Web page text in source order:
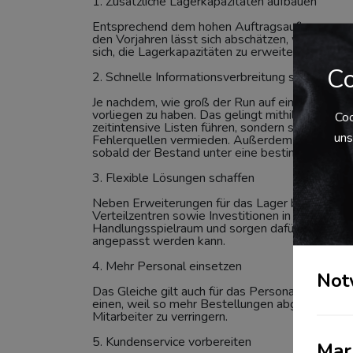
Entsprechend dem hohen
den Vorjahren lässt sich abschätzen, welche
sich, die Lagerkapazitäten zu erweitern.
2. Schnelle Informationsverbreitung
Je nachdem, wie groß der Run auf einzelne
vorliegen zu haben. Das gelingt mithilfe von
zeitintensive Listen führen, sondern sehen
Fehlerquellen vermieden. Außerdem sind
sobald der Bestand unter eine bestimmte
3. Flexible Lösungen schaffen
Neben Erweiterungen für das Lager bieten
Verteilzentren sowie Investitionen in eine
Handlungsspielraum und sorgen dafür, dass
angepasst werden kann.
4. Mehr Personal einsetzen
Das Gleiche gilt auch für das Personal: Zu den
einen, weil so mehr Bestellungen abgewickelt
Mitarbeiter zu verringern.
5. Kundenservice vorbereiten